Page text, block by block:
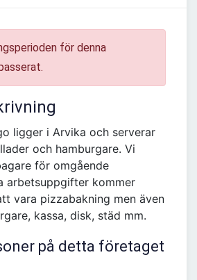
för denna
ligger i Arvika och serverar
och hamburgare. Vi
för omgående
arbetsuppgifter kommer
vara pizzabakning men även
kassa, disk, städ mm.
på detta företaget